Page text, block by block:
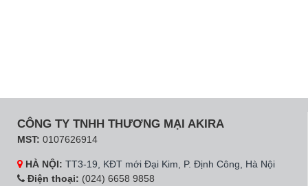
CÔNG TY TNHH THƯƠNG MẠI AKIRA
MST: 0107626914
HÀ NỘI: TT3-19, KĐT mới Đại Kim, P. Định Công, Hà Nội
Điện thoại: (024) 6658 9858